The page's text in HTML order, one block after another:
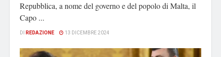
Repubblica, a nome del governo e del popolo di Malta, il
Capo ...
DI REDAZIONE 13 DICEMBRE 2024